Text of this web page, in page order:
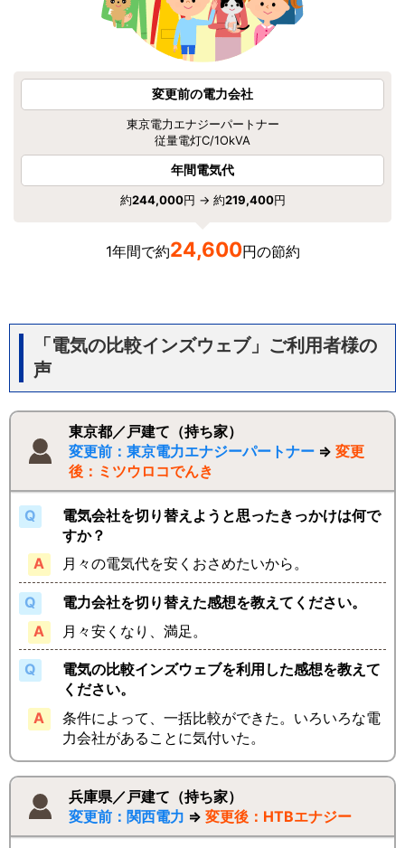
変更前の電力会社
東京電力エナジーパートナー
従量電灯C/1OkVA
年間電気代
約244,000円 → 約219,400円
1年間で約24,600円の節約
「電気の比較インズウェブ」ご利用者様の
声
東京都／戸建て（持ち家）
変更前：東京電力エナジーパートナー⇒ 変更
後：ミツウロコでんき
電気会社を切り替えようと思ったきっかけは何で
すか？
月々の電気代を安くおさめたいから。
電力会社を切り替えた感想を教えてください。
月々安くなり、満足。
電気の比較インズウェブを利用した感想を教えて
ください。
条件によって、一括比較ができた。いろいろな電
力会社があることに気付いた。
兵庫県／戸建て（持ち家）
変更前：関西電力 ⇒ 変更後：HTBエナジー